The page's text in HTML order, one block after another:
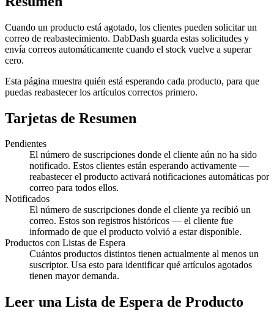
Cuando un producto está agotado, los clientes pueden solicitar un
correo de reabastecimiento. DabDash guarda estas solicitudes y
envía correos automáticamente cuando el stock vuelve a superar
cero.
Esta página muestra quién está esperando cada producto, para que
puedas reabastecer los artículos correctos primero.
Tarjetas de Resumen
Pendientes
El número de suscripciones donde el cliente aún no ha sido
notificado. Estos clientes están esperando activamente —
reabastecer el producto activará notificaciones automáticas por
correo para todos ellos.
Notificados
El número de suscripciones donde el cliente ya recibió un
correo. Estos son registros históricos — el cliente fue
informado de que el producto volvió a estar disponible.
Productos con Listas de Espera
Cuántos productos distintos tienen actualmente al menos un
suscriptor. Usa esto para identificar qué artículos agotados
tienen mayor demanda.
Leer una Lista de Espera de Producto